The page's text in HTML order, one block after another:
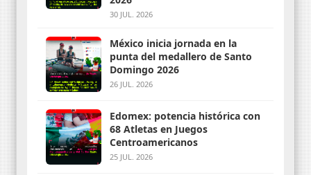
30 JUL. 2026
México inicia jornada en la
punta del medallero de Santo
Domingo 2026
26 JUL. 2026
Edomex: potencia histórica con
68 Atletas en Juegos
Centroamericanos
25 JUL. 2026